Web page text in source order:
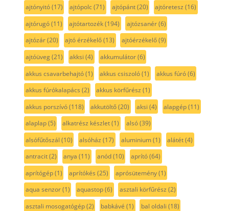
ajtónyitó(17) ajtópolc(71) ajtópánt(20) ajtóretesz (16)
ajtórugó(11) ajtótartozék(194) ajtózsanér(6)
ajtózár(20) ajtó érzékelő(13) ajtóérzékelő(9)
ajtóüveg(21) akksi (4) akkumulátor(6)
akkus csavarbehajtó(1) akkus csiszoló(1) akkus fúró(6)
akkus fúrókalapács (2) akkus körfűrész (1)
akkus porszívó(118) akkutöltő(20) aksi (4) alapgép(11)
alaplap(5) alkatrész készlet(1) alsó(39)
alsófűtőszál (10) alsóház (17) aluminium(1) alátét(4)
antracit(2) anya (11) anód(10) aprító(64)
aprítógép(1) aprítókés (25) aprósütemény(1)
aqua senzor(1) aquastop(6) asztali körfűrész (2)
asztali mosogatógép(2) babkávé (1) bal oldali (18)